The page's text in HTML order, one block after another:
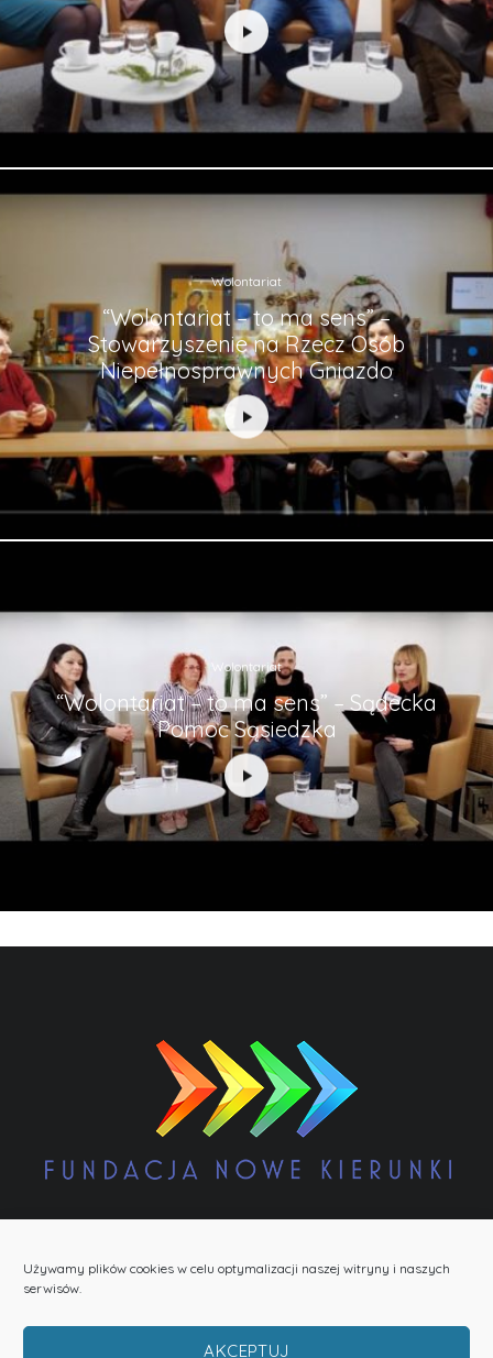
Używamy plików cookies w celu optymalizacji naszej witryny i naszych
serwisów.
AKCEPTUJ
Wolontariat
“Wolontariat – to ma sens” –
Stowarzyszenie na Rzecz Osób
Niepełnosprawnych Gniazdo
Wolontariat
“Wolontariat – to ma sens” – Sądecka
Pomoc Sąsiedzka
POLITYKA PRYWATNOŚCI COOKIES INFORMACJA O RODO